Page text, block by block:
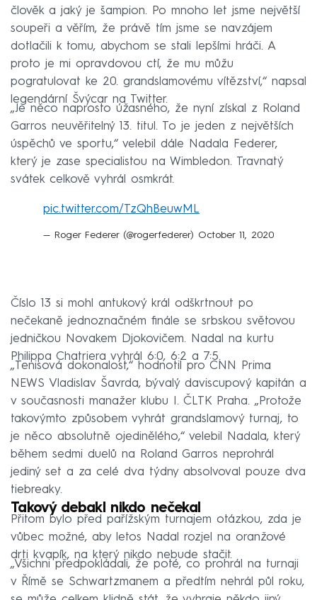
člověk a jaký je šampion. Po mnoho let jsme největší
soupeři a věřím, že právě tím jsme se navzájem
dotlačili k tomu, abychom se stali lepšími hráči. A
proto je mi opravdovou ctí, že mu můžu
pogratulovat ke 20. grandslamovému vítězství,“ napsal
legendární Švýcar na Twitter.
„Je něco naprosto úžasného, že nyní získal z Roland
Garros neuvěřitelný 13. titul. To je jeden z největších
úspěchů ve sportu,“ velebil dále Nadala Federer,
který je zase specialistou na Wimbledon. Travnatý
svátek celkově vyhrál osmkrát.
pic.twitter.com/TzQhBeuwML
— Roger Federer (@rogerfederer) October 11, 2020
Číslo 13 si mohl antukový král odškrtnout po
nečekaně jednoznačném finále se srbskou světovou
jedničkou Novakem Djokovičem. Nadal na kurtu
Philippa Chatriera vyhrál 6:0, 6:2 a 7:5.
„Tenisová dokonalost,“ hodnotil pro CNN Prima
NEWS Vladislav Šavrda, bývalý daviscupový kapitán a
v současnosti manažer klubu I. ČLTK Praha. „Protože
takovýmto způsobem vyhrát grandslamový turnaj, to
je něco absolutně ojedinělého,“ velebil Nadala, který
během sedmi duelů na Roland Garros neprohrál
jediný set a za celé dva týdny absolvoval pouze dva
tiebreaky.
Takový debakl nikdo nečekal
Přitom bylo před pařížským turnajem otázkou, zda je
vůbec možné, aby letos Nadal rozjel na oranžové
drti kvapík, na který nikdo nebude stačit.
„Všichni předpokládali, že poté, co prohrál na turnaji
v Římě se Schwartzmanem a předtím nehrál půl roku,